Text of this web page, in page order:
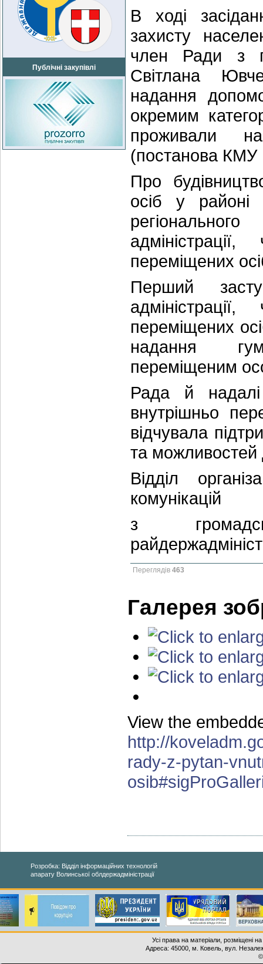
Публічні закупівлі
В ході
захисту
член Ради з
Світлана
надання
окремим
проживали
(постанова КМУ
Про
осіб у районі
переміщених
Перший
переміщених
надання
переміщеним
Рада й
внутрішньо
відчувала
та можливостей
Відділ
комунікацій
з
Переглядів 463
Галерея
View the
http://
rady-z-pytan-
Розробка: Відділ інформаційних технологій
апарату Волинської облдержадміністрації
Усі права на матеріали, розміщені
Адреса: 45000, м. Ковель, вул.